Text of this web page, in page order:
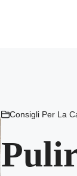
Consigli Per La